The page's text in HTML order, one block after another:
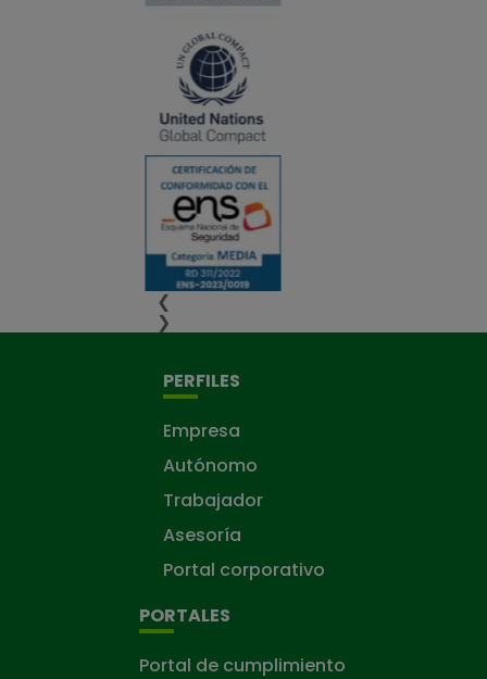
❮
❯
PERFILES
Empresa
Autónomo
Trabajador
Asesoría
Portal corporativo
PORTALES
Portal de cumplimiento